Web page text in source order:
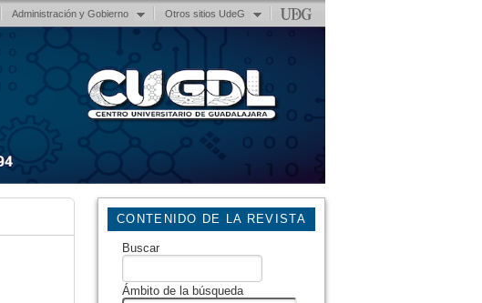
Administración y Gobierno Otros sitios UdeG
CONTENIDO DE LA REVISTA
Buscar
Ámbito de la búsqueda